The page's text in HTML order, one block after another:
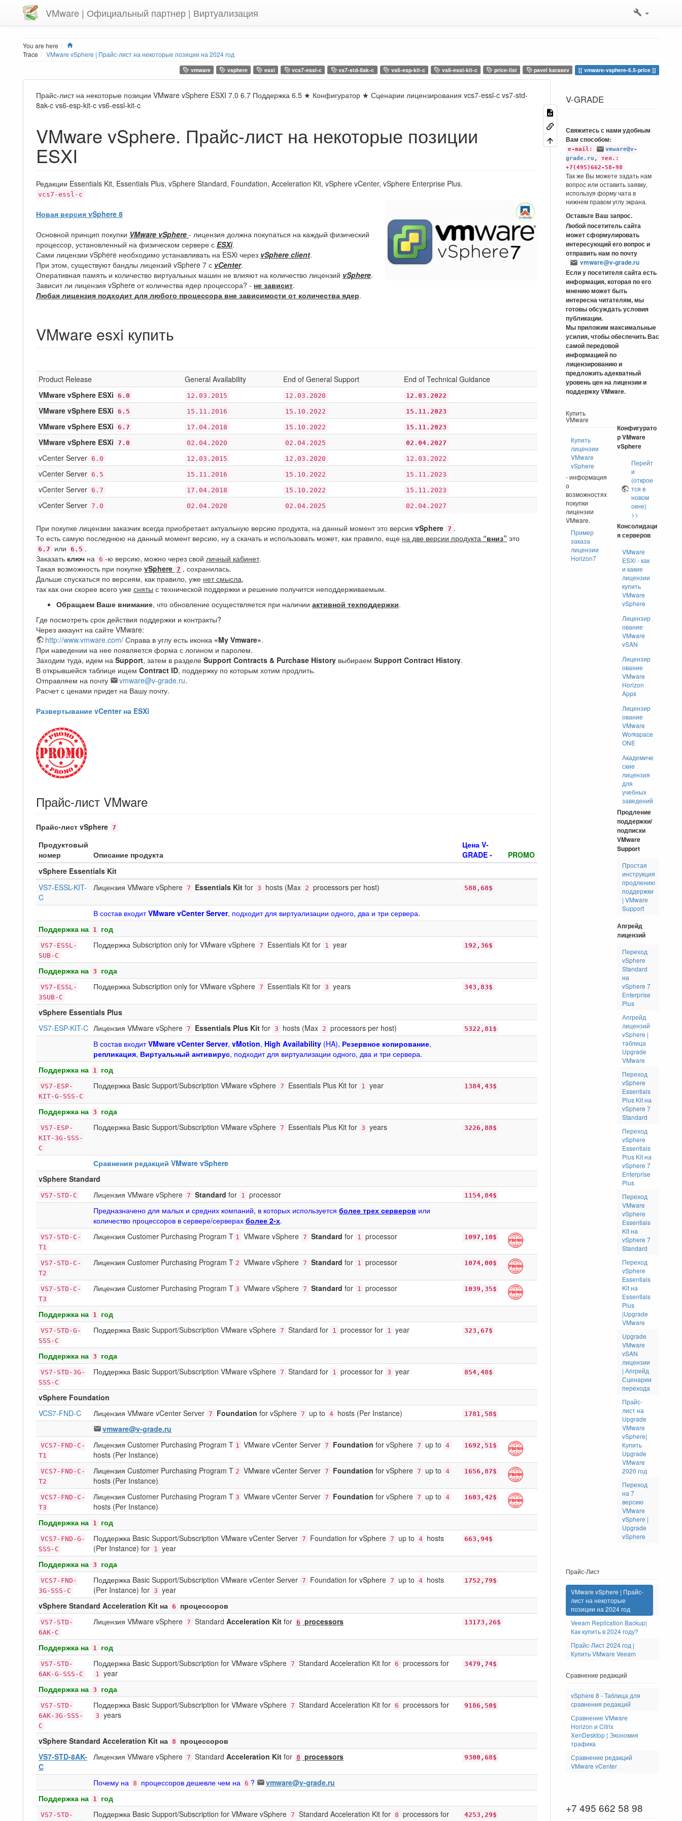
VMware | Официальный партнер | Виртуализация
You are here
Trace
VMware vSphere | Прайс-лист на некоторые позиции на 2024 год
vmware vsphere esxi vcs7-essl-c vs7-std-8ak-c vs6-esp-kit-c vs6-essl-kit-c price-list pavel karasev vmware-vsphere-6.5-price
Прайс-лист на некоторые позиции VMware vSphere ESXI 7.0 6.7 Поддержка 6.5 ★ Конфигуратор ★ Сценарии лицензирования vcs7-essl-c vs7-std-
8ak-c vs6-esp-kit-c vs6-essl-kit-c
VMware vSphere. Прайс-лист на некоторые позиции
ESXI
Редакции Essentials Kit, Essentials Plus, vSphere Standard, Foundation, Acceleration Kit, vSphere vCenter, vSphere Enterprise Plus.
vcs7-essl-c
Новая версия vSphere 8
Основной принцип покупки VMware vSphere - лицензия должна покупаться на каждый физический
процессор, установленный на физическом сервере с ESXi.
Сами лицензии vSphere необходимо устанавливать на ESXi через vSphere client.
При этом, существуют бандлы лицензий vSphere 7 с vCenter.
Оперативная память и количество виртуальных машин не влияют на количество лицензий vSphere.
Зависит ли лицензия vSphere от количества ядер процессора? - не зависит.
Любая лицензия подходит для любого процессора вне зависимости от количества ядер.
VMware esxi купить
Product Release General Availability End of General Support
End of Technical Guidance
VMware vSphere ESXi 6.0 12.03.2015 12.03.2020 12.03.2022
VMware vSphere ESXi 6.5 15.11.2016 15.10.2022 15.11.2023
VMware vSphere ESXi 6.7 17.04.2018 15.10.2022 15.11.2023
VMware vSphere ESXi 7.0 02.04.2020 02.04.2025 02.04.2027
vCenter Server 6.0 12.03.2015 12.03.2020 12.03.2022
vCenter Server 6.5 15.11.2016 15.10.2022 15.11.2023
vCenter Server 6.7 17.04.2018 15.10.2022 15.11.2023
vCenter Server 7.0 02.04.2020 02.04.2025 02.04.2027
При покупке лицензии заказчик всегда приобретает актуальную версию продукта, на данный момент это версия vSphere 7 .
То есть самую последнюю на данный момент версию, ну а скачать и использовать может, как правило, еще на две версии продукта “вниз” это
6.7 или 6.5 .
Заказать ключ на 6 -ю версию, можно через свой личный кабинет.
Такая возможность при покупке vSphere 7 , сохранилась.
Дальше спускаться по версиям, как правило, уже нет смысла,
так как они скорее всего уже сняты с технической поддержки и решение получится неподдерживаемым.
Обращаем Ваше внимание, что обновление осуществляется при наличии активной техподдержки.
Где посмотреть срок действия поддержки и контракты?
Через аккаунт на сайте VMware:
http://www.vmware.com/ Справа в углу есть иконка «My Vmware».
При наведении на нее появляется форма с логином и паролем.
Заходим туда, идем на Support, затем в разделе Support Contracts & Purchase History выбираем Support Contract History.
В открывшейся таблице ищем Contract ID, поддержку по которым хотим продлить.
Отправляем на почту
vmware@v-grade.ru.
Расчет с ценами придет на Вашу почту.
Развертывание vCenter на ESXi
Прайс-лист VMware
Прайс-лист vSphere 7
Продуктовый
номер
Описание продукта
Цена V-
GRADE -
PROMO
vSphere Essentials Kit
VS7-ESSL-KIT-
C
Лицензия VMware vSphere 7 Essentials Kit for 3 hosts (Max 2 processors per host) 588,68$
В состав входитVMware vCenter Server, подходит для виртуализации одного, два и три сервера.
Поддержка на 1 год
VS7-ESSL-
SUB-C
Поддержка Subscription only for VMware vSphere 7 Essentials Kit for 1 year 192,36$
Поддержка на 3 года
VS7-ESSL-
3SUB-C
Поддержка Subscription only for VMware vSphere 7 Essentials Kit for 3 years 343,83$
vSphere Essentials Plus
VS7-ESP-KIT-C Лицензия VMware vSphere 7 Essentials Plus Kit for 3 hosts (Max 2 processors per host) 5322,81$
В состав входитVMware vCenter Server, vMotion, High Availability (HA), Резервное копирование,
репликация, Виртуальный антивирус, подходит для виртуализации одного, два и три сервера.
Поддержка на 1 год
VS7-ESP-
KIT-G-SSS-C
Поддержка Basic Support/Subscription VMware vSphere 7 Essentials Plus Kit for 1 year 1384,43$
Поддержка на 3 года
VS7-ESP-
KIT-3G-SSS-
C
Поддержка Basic Support/Subscription VMware vSphere 7 Essentials Plus Kit for 3 years 3226,88$
Сравнения редакций VMware vSphere
vSphere Standard
VS7-STD-C Лицензия VMware vSphere 7 Standard for 1 processor 1154,84$
Предназначено для малых и средних компаний, в которых используется более трех серверов или
количество процессоров в сервере/серверах более 2-х.
VS7-STD-C-
T1
Лицензия Customer Purchasing Program T 1 VMware vSphere 7 Standard for 1 processor 1097,10$
VS7-STD-C-
T2
Лицензия Customer Purchasing Program T 2 VMware vSphere 7 Standard for 1 processor 1074,00$
VS7-STD-C-
T3
Лицензия Customer Purchasing Program T 3 VMware vSphere 7 Standard for 1 processor 1039,35$
Поддержка на 1 год
VS7-STD-G-
SSS-C
Поддержка Basic Support/Subscription VMware vSphere 7 Standard for 1 processor for 1 year 323,67$
Поддержка на 3 года
VS7-STD-3G-
SSS-C
Поддержка Basic Support/Subscription VMware vSphere 7 Standard for 1 processor for 3 year 854,48$
vSphere Foundation
VCS7-FND-C
Лицензия VMware vCenter Server 7 Foundation for vSphere 7 up to 4 hosts (Per Instance) 1781,58$
vmware@v-grade.ru
VCS7-FND-C-
T1
Лицензия Customer Purchasing Program T 1 VMware vCenter Server 7 Foundation for vSphere 7 up to 4
hosts (Per Instance)
1692,51$
VCS7-FND-C-
T2
Лицензия Customer Purchasing Program T 2 VMware vCenter Server 7 Foundation for vSphere 7 up to 4
hosts (Per Instance)
1656,87$
VCS7-FND-C-
T3
Лицензия Customer Purchasing Program T 3 VMware vCenter Server 7 Foundation for vSphere 7 up to 4
hosts (Per Instance)
1603,42$
Поддержка на 1 год
VCS7-FND-G-
SSS-C
Поддержка Basic Support/Subscription VMware vCenter Server 7 Foundation for vSphere 7 up to 4 hosts
(Per Instance) for 1 year
663,94$
Поддержка на 3 года
VCS7-FND-
3G-SSS-C
Поддержка Basic Support/Subscription VMware vCenter Server 7 Foundation for vSphere 7 up to 4 hosts
(Per Instance) for 3 year
1752,79$
vSphere Standard Acceleration Kit на 6 процессоров
VS7-STD-
6AK-C
Лицензия VMware vSphere 7 Standard Acceleration Kit for 6 processors 13173,26$
Поддержка на 1 год
VS7-STD-
6AK-G-SSS-C
Поддержка Basic Support/Subscription for VMware vSphere 7 Standard Acceleration Kit for 6 processors for
1 year
3479,74$
Поддержка на 3 года
VS7-STD-
6AK-3G-SSS-
C
Поддержка Basic Support/Subscription for VMware vSphere 7 Standard Acceleration Kit for 6 processors for
3 years
9186,50$
vSphere Standard Acceleration Kit на 8
процессоров
VS7-STD-8AK-
C
Лицензия VMware vSphere 7 Standard Acceleration Kit for 8 processors 9300,68$
Почему на 8 процессоров дешевле чем на 6 ?
vmware@v-grade.ru
Поддержка на 1 год
VS7-STD- Поддержка Basic Support/Subscription for VMware vSphere 7 Standard Acceleration Kit for 8 processors for
4253,29$
V-GRADE
Свяжитесь с нами удобным
Вам способом:
e-mail:
vmware@v-
grade.ru , тел.:
+7(495)662-58-98
Так же Вы можете задать нам
вопрос или оставить заявку,
используя форму чата в
нижнем правом углу экрана.
Оставьте Ваш запрос.
Любой посетитель сайта
может сформулировать
интересующий его вопрос и
отправить нам по почту
vmware@v-grade.ru
Если у посетителя сайта есть
информация, которая по его
мнению может быть
интересна читателям, мы
готовы обсуждать условия
публикации.
Мы приложим максимальные
усилия, чтобы обеспечить Вас
самой передовой
информацией по
лицензированию и
предложить адекватный
уровень цен на лицензии и
поддержку VMware.
Конфигурато
р VMware
vSphere
Перейт
и
(открое
тся в
новом
окне)
>>
Консолидаци
я серверов
VMware
ESXi - как
и какие
лицензии
купить
VMware
vSphere
Лицензир
ование
VMware
vSAN
Лицензир
ование
VMware
Horizon
Apps
Лицензир
ование
VMware
Workspace
ONE
Академиче
ские
лицензия
для
учебных
заведений
Продление
поддержки/
подписки
VMware
Support
Простая
инструкция
продлению
поддержки
| VMware
Support
Апгрейд
лицензий
Переход
vSphere
Standard
на
vSphere 7
Enterprise
Plus
Апгрейд
лицензий
vSphere |
таблица
Upgrade
VMware
Переход
vSphere
Essentials
Plus Kit на
vSphere 7
Standard
Переход
vSphere
Essentials
Plus Kit на
vSphere 7
Enterprise
Plus
Переход
VMware
vSphere
Essentials
Kit на
vSphere 7
Standard
Переход
vSphere
Essentials
Kit на
Essentials
Plus
|Upgrade
VMware
Upgrade
VMware
vSAN
лицензии
| Апгрейд
Сценарии
перехода
Прайс-
лист на
Upgrade
VMware
vSphere|
Купить
Upgrade
VMware
2020 год
Переход
на 7
версию
VMware
vSphere |
Upgrade
vSphere
Купить
VMware
Купить
лицензии
VMware
vSphere
- информация
о
возможностях
покупки
лицензии
VMware.
Пример
заказа
лицензии
Horizon7
Прайс-Лист
VMware vSphere | Прайс-
лист на некоторые
позиции на 2024 год
Veeam Replication Backup|
Как купить в 2024 году?
Прайс-Лист 2024 год |
Купить VMware Veeam
Сравнение редакций
vSphere 8 - Таблица для
сравнения редакций
Сравнение VMware
Horizon и Citrix
XenDesktop | Экономия
трафика
Сравнение редакций
VMware vCenter
+7 495 662 58 98